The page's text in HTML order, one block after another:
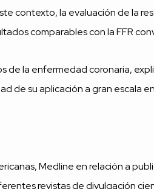
contexto, la evaluación de la
comparables con la FFR
de la enfermedad coronaria,
de su aplicación a gran escala
Medline en relación a
revistas de divulgación